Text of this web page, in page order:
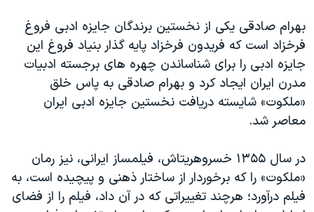
بهرام صادقی یکی از نخستین برندگان جایزه ادبی فروغ
فرخزاد است که فریدون فرخزاد پایه گذار بنیاد فروغ این
جایزه ادبی را برای شناساندن چهره های برجسته ادبیات
مدرن ایران ایجاد کرد و بهرام صادقی به پاس خلق
«ملکوت» شایسته دریافت نخستین جایزه ادبی ایران
معاصر شد.
در سال ۱۳۵۵ خسروهریتاش، فیلمساز ایرانی، نیز رمان
«ملکوت» را که برخوردار از ساختار ذهنی و پیچیده است، به
فیلم درآورد؛ هرچند تغییراتی که در آن داد، فیلم را از فضای